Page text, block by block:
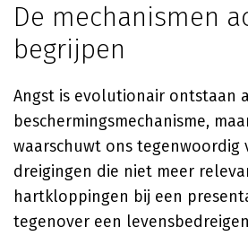
De mechanismen
begrijpen
Angst is evolutionair ontstaan
beschermingsmechanisme,
waarschuwt ons tegenwoordig
dreigingen die niet meer
hartkloppingen bij een
tegenover een